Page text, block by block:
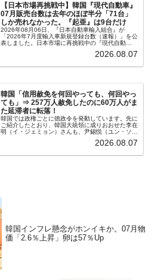
【日本市場再挑戦中】韓国『現代自動車』
07月販売台数は去年のほぼ半分「71台」
しか売れなかった。『起亜』は9台だけ
2026年08月06日、『日本自動車輸入組合』が
「2026年7月度輸入車新規登録台数（速報）」を公
表しました。日本市場に再挑戦中の『現代自動
台数はこの中に捉えられているはずです。先月から
2026.08.07
韓国「信用赦免を何回やっても、何回やっ
ても」⇒ 257万人赦免したのに60万人がま
た延滞者に転落！
韓国では政権ごとに徳政令を発動しています。先に
ご紹介したとおり、韓国大統領に成りおおせた李在
明（イ・ジェミョン）さんも、尹錫悦（ユン・ソギ
バンクにして不良債権の買い取りを行い、分割償還
2026.08.07
韓国インフレ懸念がホンイキか。07月物
価「2.6％上昇」卵は57％Up